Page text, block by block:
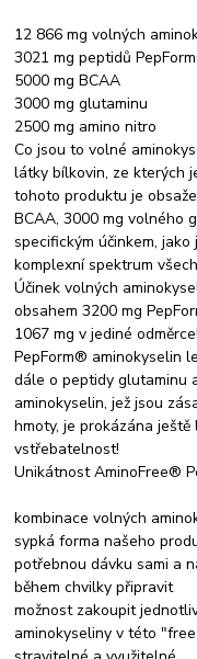
12 866 mg volných
3021 mg peptidů
5000 mg BCAA
3000 mg glutaminu
2500 mg amino nitro
Co jsou to volné
látky bílkovin, ze kterých
tohoto produktu je
BCAA, 3000 mg volného
specifickým účinkem,
komplexní spektrum
Účinek volných
obsahem 3200 mg
1067 mg v jediné
PepForm® aminokyselin
dále o peptidy glutaminu
aminokyselin, jež jsou
hmoty, je prokázána
vstřebatelnost!
Unikátnost AminoFree®
kombinace volných
sypká forma našeho
potřebnou dávku sami a
během chvilky připravit
možnost zakoupit
aminokyseliny v této